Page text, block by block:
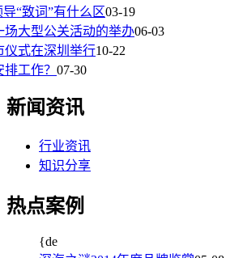
“致词”有什么区03-19
大型公关活动的举办06-03
仪式在深圳举行10-22
工作？ 07-30
新闻资讯
行业资讯
知识分享
热点案例
{de